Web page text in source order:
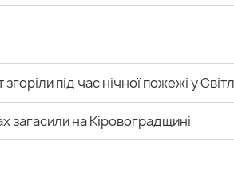
під час нічної пожежі у
загасили на Кіровоградщині